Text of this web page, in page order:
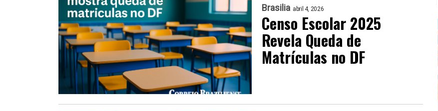
Brasilia abril 4, 2026
Censo Escolar 2025
Revela Queda de
Matrículas no DF